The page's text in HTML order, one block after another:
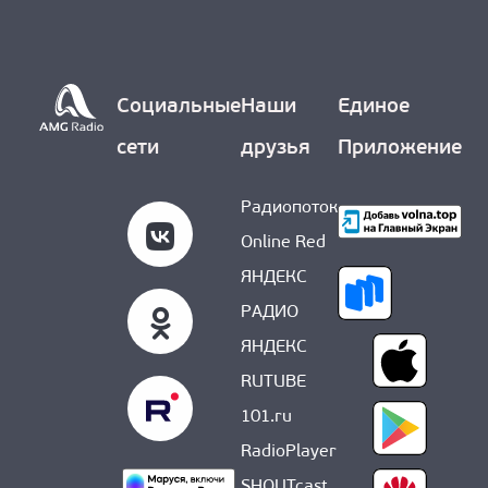
Социальные
сети
Наши
друзья
Радиопоток
Online Red
ЯНДЕКС
РАДИО
ЯНДЕКС
RUTUBE
101.ru
RadioPlayer
Единое
Приложение